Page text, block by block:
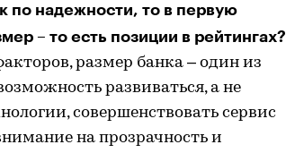
по надежности, то в первую
– то есть позиции в рейтингах?
размер банка – один из
развиваться, а не
совершенствовать сервис
на прозрачность и